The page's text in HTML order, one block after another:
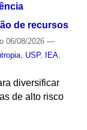
de recursos
06/08/2026 —
, USP, IEA,
diversificar
de alto risco